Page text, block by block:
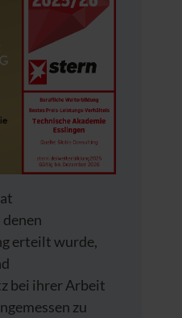
erteilt wurde,
bei ihrer Arbeit
zu